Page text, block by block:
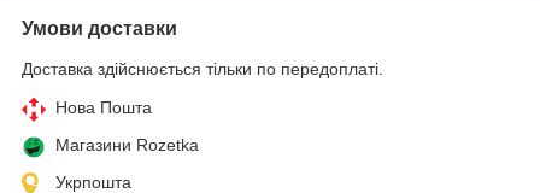
Умови доставки
Доставка здійснюється тільки по передоплаті.
Нова Пошта
Магазини Rozetka
Укрпошта